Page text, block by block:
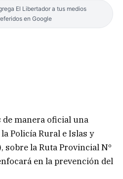
El Libertador a tus medios
en Google
manera oficial una
Policía Rural e Islas y
sobre la Ruta Provincial Nº
en la prevención del